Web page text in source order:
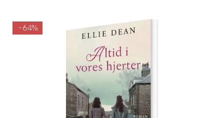
-64%